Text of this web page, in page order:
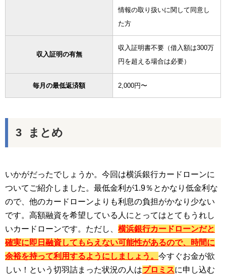
情報の取り扱いに関して同意し
た方
収入証明の有無
収入証明書不要（借入額は300万
円を超える場合は必要）
毎月の最低返済額 2,000円〜
まとめ
いかがだったでしょうか。今回は横浜銀行カードローンに
ついてご紹介しました。最低金利が1.9％とかなり低金利な
ので、他のカードローンよりも利息の負担がかなり少ない
です。高額融資を希望している人にとってはとてもうれし
いカードローンです。ただし、 横浜銀行カードローンだと
確実に即日融資してもらえない可能性があるので、時間に
余裕を持って利用するようにしましょう。 今すぐお金が欲
しい！という切羽詰まった状況の人はプロミスに申し込む